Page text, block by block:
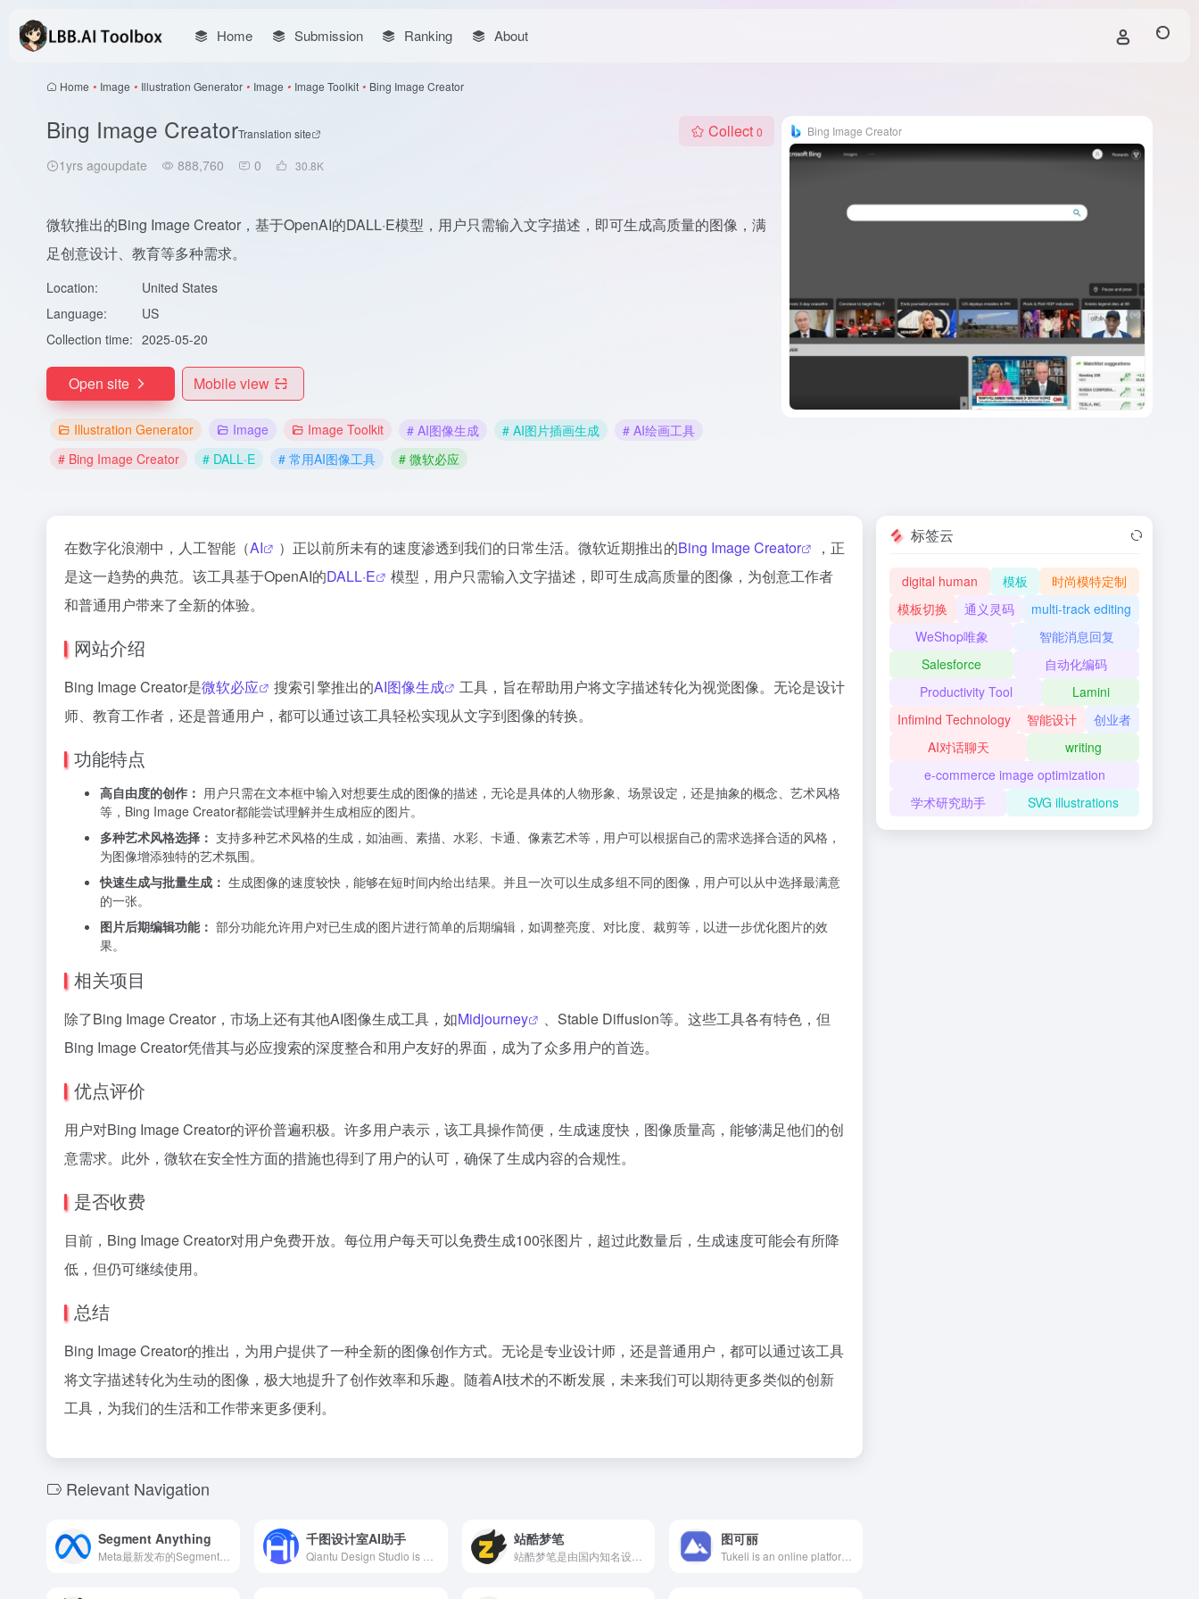
Home Submission Ranking About
Home • Image • Illustration Generator • Image • Image Toolkit • Bing Image Creator
Bing Image CreatorTranslation site
1yrs agoupdate 888,760 0 30.8K
Collect 0
微软推出的Bing Image Creator，基于OpenAI的DALL·E模型，用户只需输入文字描述，即可生成高质量的图像，满
足创意设计、教育等多种需求。
Location:
United States
Language:
US
Collection time: 2025-05-20
Open site Mobile view
Illustration Generator Image Image Toolkit # AI图像生成 # AI图片插画生成
# AI绘画工具
# Bing Image Creator
# DALL·E # 常用AI图像工具 # 微软必应
Bing Image Creator
在数字化浪潮中，人工智能（AI ）正以前所未有的速度渗透到我们的日常生活。微软近期推出的Bing Image Creator
，正
是这一趋势的典范。该工具基于OpenAI的DALL·E
模型，用户只需输入文字描述，即可生成高质量的图像，为创意工作者
和普通用户带来了全新的体验。
网站介绍
Bing Image Creator是微软必应 搜索引擎推出的AI图像生成
工具，旨在帮助用户将文字描述转化为视觉图像。无论是设计
师、教育工作者，还是普通用户，都可以通过该工具轻松实现从文字到图像的转换。
功能特点
高自由度的创作： 用户只需在文本框中输入对想要生成的图像的描述，无论是具体的人物形象、场景设定，还是抽象的概念、艺术风格
等，Bing Image Creator都能尝试理解并生成相应的图片。
多种艺术风格选择： 支持多种艺术风格的生成，如油画、素描、水彩、卡通、像素艺术等，用户可以根据自己的需求选择合适的风格，
为图像增添独特的艺术氛围。
快速生成与批量生成： 生成图像的速度较快，能够在短时间内给出结果。并且一次可以生成多组不同的图像，用户可以从中选择最满意
的一张。
图片后期编辑功能： 部分功能允许用户对已生成的图片进行简单的后期编辑，如调整亮度、对比度、裁剪等，以进一步优化图片的效
果。
相关项目
除了Bing Image Creator，市场上还有其他AI图像生成工具，如Midjourney
、Stable Diffusion等。这些工具各有特色，但
Bing Image Creator凭借其与必应搜索的深度整合和用户友好的界面，成为了众多用户的首选。
优点评价
用户对Bing Image Creator的评价普遍积极。许多用户表示，该工具操作简便，生成速度快，图像质量高，能够满足他们的创
意需求。此外，微软在安全性方面的措施也得到了用户的认可，确保了生成内容的合规性。
是否收费
目前，Bing Image Creator对用户免费开放。每位用户每天可以免费生成100张图片，超过此数量后，生成速度可能会有所降
低，但仍可继续使用。
总结
Bing Image Creator的推出，为用户提供了一种全新的图像创作方式。无论是专业设计师，还是普通用户，都可以通过该工具
将文字描述转化为生动的图像，极大地提升了创作效率和乐趣。随着AI技术的不断发展，未来我们可以期待更多类似的创新
工具，为我们的生活和工作带来更多便利。
Relevant Navigation
Segment Anything 千图设计室AI助手 站酷梦笔 图可丽
标签云
digital human 模板
时尚模特定制
模板切换
通义灵码
multi-track editing
WeShop唯象
智能消息回复
Salesforce
自动化编码
Productivity Tool
Lamini
Infimind Technology
智能设计
创业者
AI对话聊天
writing
e-commerce image optimization
学术研究助手
SVG illustrations